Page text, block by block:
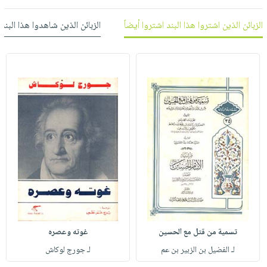
العناية
بالأسنان
الحمية
والتغذية
المائدة
الأوعية
أدوات
المطبخ
الأكثر
مبيعاً
العودة
للمدارس
اكسسوارات
كتب
اكسسوارات
منزلية
اكسسوارات
ملابس
مطرزات
حقائب
حلي
عناية
بالذات
شحن
مجاني
بنود
كل
الاشتراكات
صندوق
القراءة
iKitab
بلا
حدود
بحث
متقدم
وفرات
عن
الشركة
سياسة
الشركة
حسابك
الأمنيات
الزبائن الذين اشتروا هذا البند اشتروا أيضاً الزبائن الذين شاهدوا هذا
تسمية من قتل مع الحسين
لـ الفضيل بن الزبير بن عم
غوته وعصره
لـ جورج لوكاش